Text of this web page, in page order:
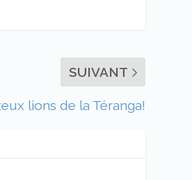
SUIVANT
lions de la Téranga!